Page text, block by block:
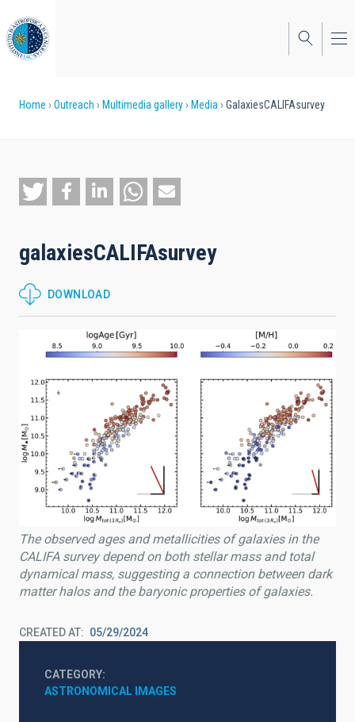
to
main
content
Breadcrumb
Home Outreach Multimedia gallery Media GalaxiesCALIFAsurvey
galaxiesCALIFAsurvey
DOWNLOAD
The observed ages and metallicities of galaxies in the
CALIFA survey depend on both stellar mass and total
dynamical mass, suggesting a connection between dark
matter halos and the baryonic properties of galaxies.
CREATED AT 05/29/2024
CATEGORY
ASTRONOMICAL IMAGES